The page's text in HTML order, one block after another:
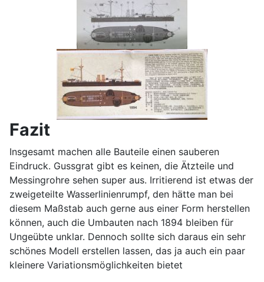
Fazit
Insgesamt machen alle Bauteile einen sauberen
Eindruck. Gussgrat gibt es keinen, die Ätzteile und
Messingrohre sehen super aus. Irritierend ist etwas der
zweigeteilte Wasserlinienrumpf, den hätte man bei
diesem Maßstab auch gerne aus einer Form herstellen
können, auch die Umbauten nach 1894 bleiben für
Ungeübte unklar. Dennoch sollte sich daraus ein sehr
schönes Modell erstellen lassen, das ja auch ein paar
kleinere Variationsmöglichkeiten bietet